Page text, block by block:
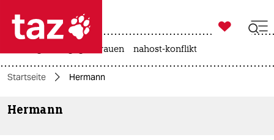
 taz zahl ich
themen

taz zahl ich
gewalt gegen frauen nahost-konflikt
Startseite Hermann
Hermann